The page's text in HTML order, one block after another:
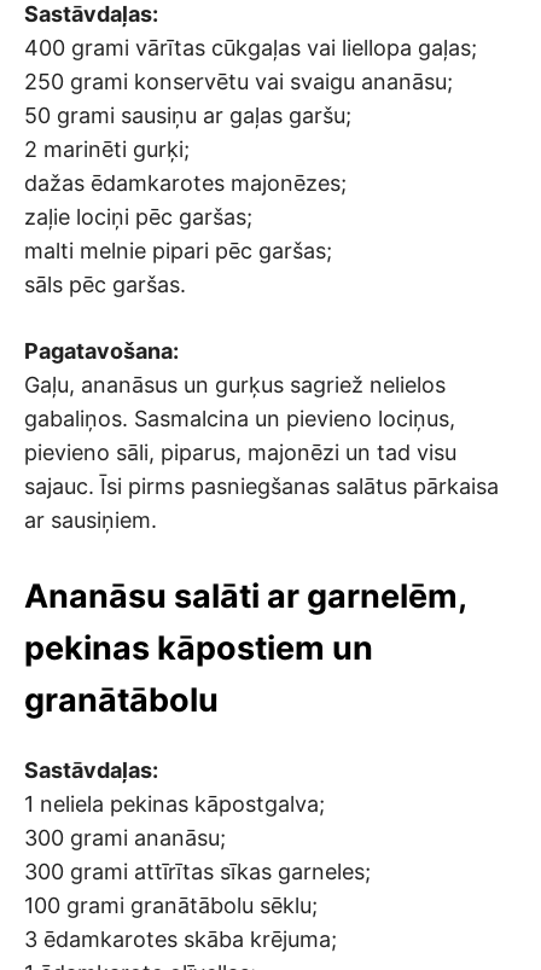
Sastāvdaļas:
400 grami vārītas cūkgaļas vai liellopa gaļas;
250 grami konservētu vai svaigu ananāsu;
50 grami sausiņu ar gaļas garšu;
2 marinēti gurķi;
dažas ēdamkarotes majonēzes;
zaļie lociņi pēc garšas;
malti melnie pipari pēc garšas;
sāls pēc garšas.
Pagatavošana:
Gaļu, ananāsus un gurķus sagriež nelielos
gabaliņos. Sasmalcina un pievieno lociņus,
pievieno sāli, piparus, majonēzi un tad visu
sajauc. Īsi pirms pasniegšanas salātus pārkaisa
ar sausiņiem.
Ananāsu salāti ar garnelēm,
pekinas kāpostiem un
granātābolu
Sastāvdaļas:
1 neliela pekinas kāpostgalva;
300 grami ananāsu;
300 grami attīrītas sīkas garneles;
100 grami granātābolu sēklu;
3 ēdamkarotes skāba krējuma;